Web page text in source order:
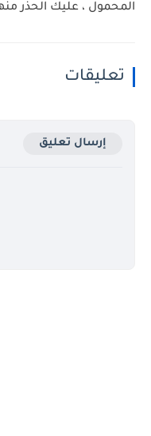
المحمول ، عليك الحذر
تعليقات
إرسال تعليق